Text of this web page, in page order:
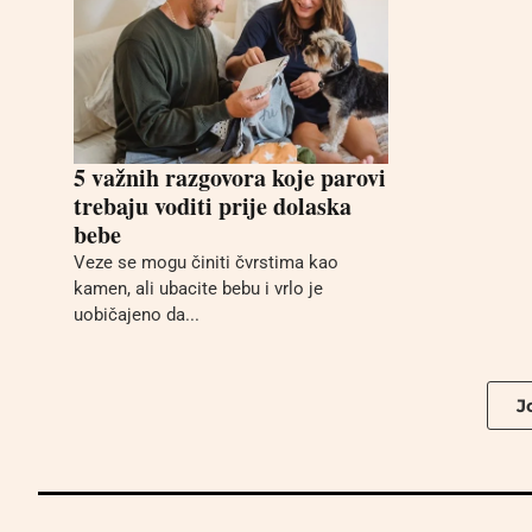
5 važnih razgovora koje parovi
trebaju voditi prije dolaska
bebe
Veze se mogu činiti čvrstima kao
kamen, ali ubacite bebu i vrlo je
uobičajeno da...